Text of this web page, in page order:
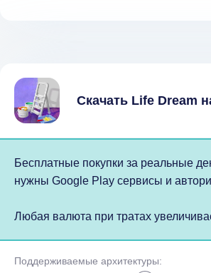
Скачать Life Dream
Бесплатные покупки за реальные
нужны Google Play сервисы и
Любая валюта при тратах
Поддерживаемые архитектуры: